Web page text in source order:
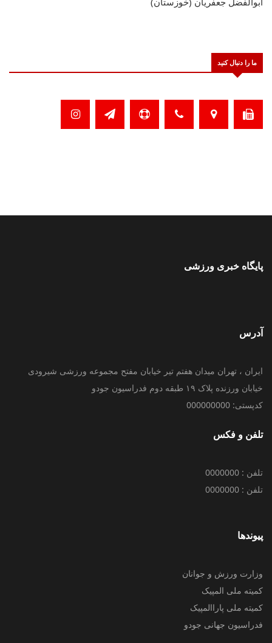
ما را دنبال کنید
پایگاه خبری ورزشی
آدرس
ایران ، تهران میدان هفتم تیر خیابان مفتح مجموعه ورزشی شیرودی
خیابان ورزنده پلاک ۱۹ طبقه دوم فدراسیون جودو
کدپستی: 000000000
تلفن و فکس
تلفن : 0000000
تلفن : 0000000
پیوندها
وزارت ورزش و جوانان
کمیته ملی المپیک
کمیته ملی پاراالمپیک
فدراسیون جهانی جودو